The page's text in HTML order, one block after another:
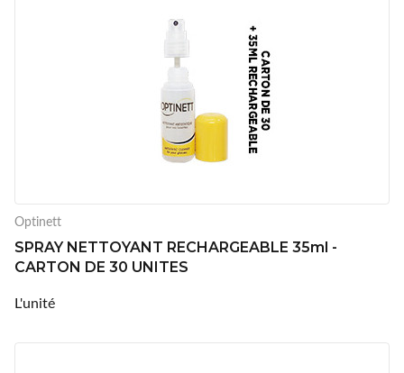
Optinett
SPRAY NETTOYANT RECHARGEABLE 35ml -
CARTON DE 30 UNITES
L'unité